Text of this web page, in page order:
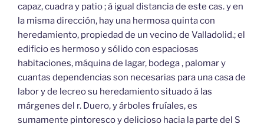
capaz, cuadra y patio ; á igual distancia de este cas. y en
la misma dirección, hay una hermosa quinta con
heredamiento, propiedad de un vecino de Valladolid.; el
edificio es hermoso y sólido con espaciosas
habitaciones, máquina de lagar, bodega , palomar y
cuantas dependencias son necesarias para una casa de
labor y de lecreo su heredamiento situado á las
márgenes del r. Duero, y árboles fruíales, es
sumamente pintoresco y delicioso hacia la parte del S